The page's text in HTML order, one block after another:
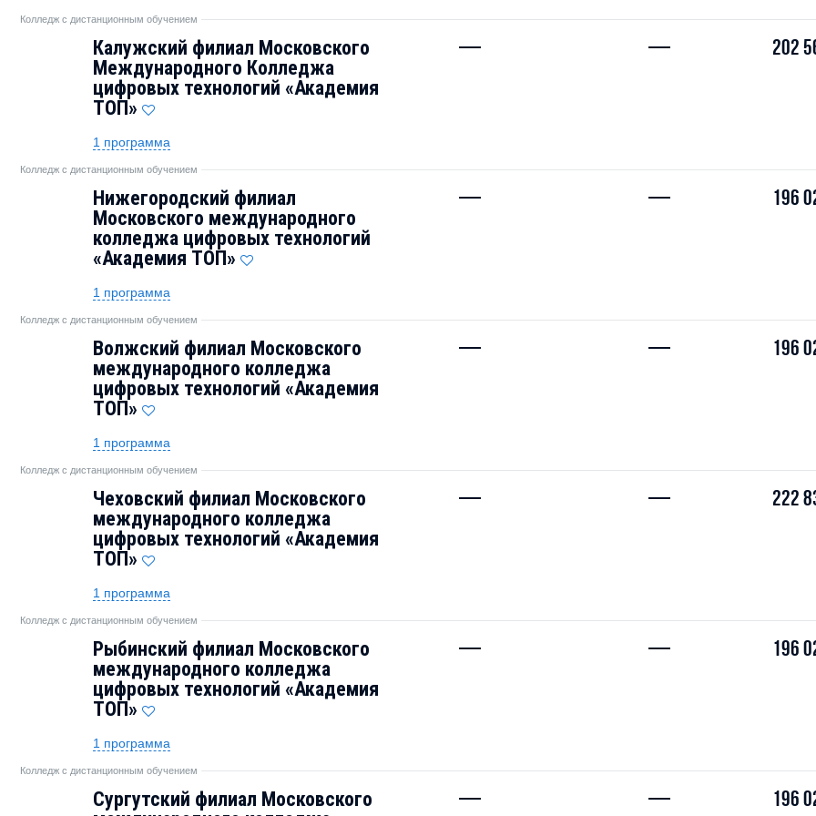
Колледж с дистанционным обучением
Калужский филиал Московского
Международного Колледжа
цифровых технологий «Академия
ТОП»
— — 202
1 программа
Колледж с дистанционным обучением
Нижегородский филиал
Московского международного
колледжа цифровых технологий
«Академия TOП»
— — 196
1 программа
Колледж с дистанционным обучением
Волжский филиал Московского
международного колледжа
цифровых технологий «Академия
TOП»
— — 196
1 программа
Колледж с дистанционным обучением
Чеховский филиал Московского
международного колледжа
цифровых технологий «Академия
TOП»
— — 222
1 программа
Колледж с дистанционным обучением
Рыбинский филиал Московского
международного колледжа
цифровых технологий «Академия
TOП»
— — 196
1 программа
Колледж с дистанционным обучением
Сургутский филиал Московского
— — 196